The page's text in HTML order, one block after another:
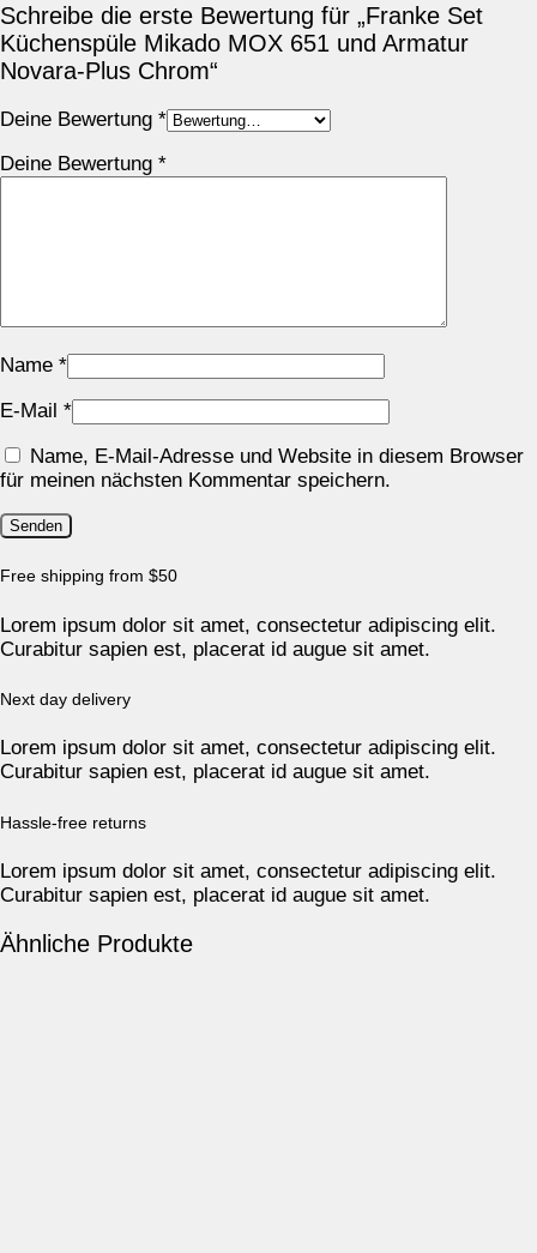
Schreibe die erste Bewertung für „Franke Set
Küchenspüle Mikado MOX 651 und Armatur
Novara-Plus Chrom“
Deine Bewertung *
Deine Bewertung *
Name *
E-Mail *
Name, E-Mail-Adresse und Website in diesem Browser
für meinen nächsten Kommentar speichern.
Free shipping from $50
Lorem ipsum dolor sit amet, consectetur adipiscing elit.
Curabitur sapien est, placerat id augue sit amet.
Next day delivery
Lorem ipsum dolor sit amet, consectetur adipiscing elit.
Curabitur sapien est, placerat id augue sit amet.
Hassle-free returns
Lorem ipsum dolor sit amet, consectetur adipiscing elit.
Curabitur sapien est, placerat id augue sit amet.
Ähnliche Produkte